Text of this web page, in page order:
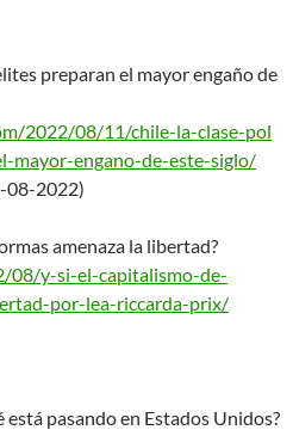
preparan el mayor engaño de
/2022/08/11/chile-la-clase-pol
mayor-engano-de-este-siglo/
08-2022)
amenaza la libertad?
08/y-si-el-capitalismo-de-
por-lea-riccarda-prix/
pasando en Estados Unidos?